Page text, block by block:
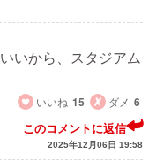
いから、スタジアム
いいね 15 ダメ 6
このコメントに返信
2025年12月06日 19:58